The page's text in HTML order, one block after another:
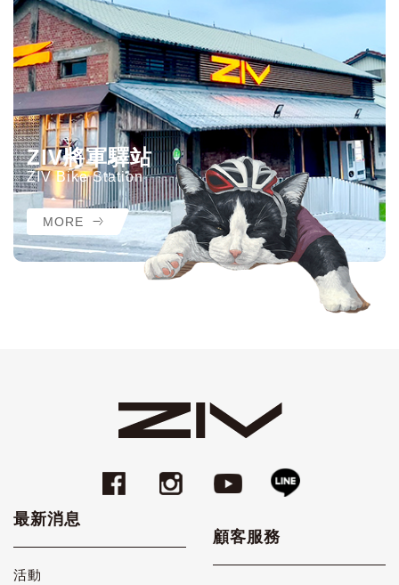
ZIV將軍驛站
ZIV Bike Station
MORE
最新消息
活動
顧客服務